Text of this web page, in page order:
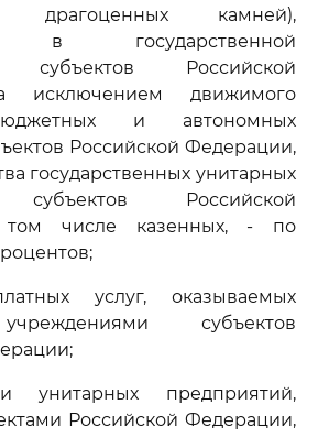
камней),
в государственной
субъектов Российской
исключением движимого
и автономных
Российской Федерации,
государственных унитарных
субъектов Российской
числе казенных, - по
услуг, оказываемых
субъектов
унитарных предприятий,
Российской Федерации,